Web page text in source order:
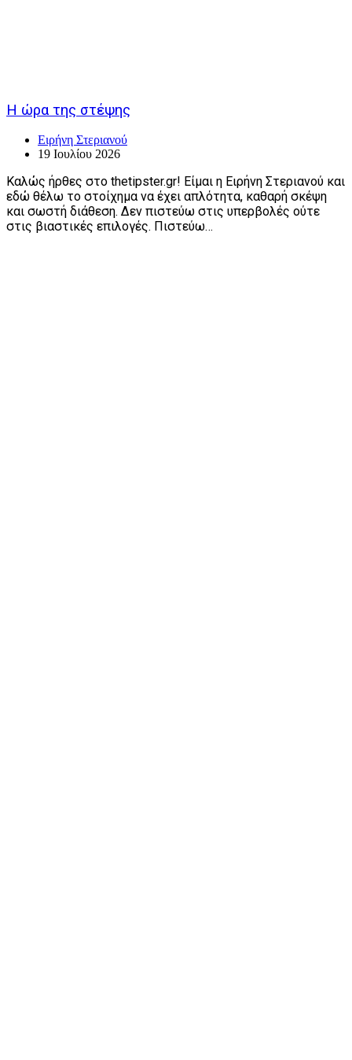
Η ώρα της στέψης
Ειρήνη Στεριανού
19 Ιουλίου 2026
Καλώς ήρθες στο thetipster.gr! Είμαι η Ειρήνη Στεριανού και
εδώ θέλω το στοίχημα να έχει απλότητα, καθαρή σκέψη
και σωστή διάθεση. Δεν πιστεύω στις υπερβολές ούτε
στις βιαστικές επιλογές. Πιστεύω…